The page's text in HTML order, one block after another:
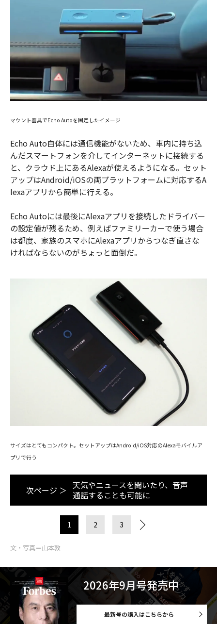
マウント器具でEcho Autoを固定したイメージ
Echo Auto自体には通信機能がないため、車内に持ち込
んだスマートフォンを介してインターネットに接続する
と、クラウド上にあるAlexaが使えるようになる。セット
アップはAndroid/iOSの両プラットフォームに対応するA
lexaアプリから簡単に行える。
Echo Autoには最後にAlexaアプリを接続したドライバー
の設定値が残るため、例えばファミリーカーで使う場合
は都度、家族のスマホにAlexaアプリからつなぎ直さな
ければならないのがちょっと面倒だ。
サイズはとてもコンパクト。セットアップはAndroid/iOS対応のAlexaモバイルア
プリで行う
次ページ ＞ 天気やニュースを聞いたり、音声
通話することも可能に
1 2 3
文・写真＝山本敦
2026年9月号発売中
最新号の購入はこちらから